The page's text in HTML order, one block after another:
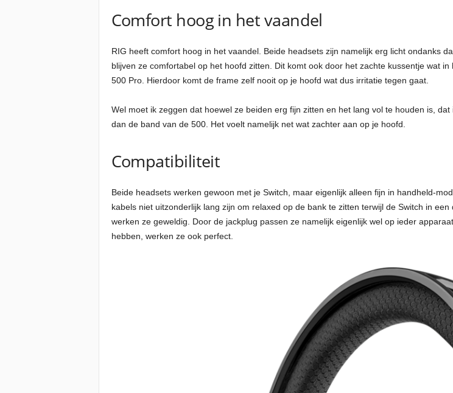
Comfort hoog in het vaandel
RIG heeft comfort hoog in het vaandel. Beide headsets zijn namelijk erg licht ondanks
blijven ze comfortabel op het hoofd zitten. Dit komt ook door het zachte kussentje wat
500 Pro. Hierdoor komt de frame zelf nooit op je hoofd wat dus irritatie tegen gaat.
Wel moet ik zeggen dat hoewel ze beiden erg fijn zitten en het lang vol te houden is,
dan de band van de 500. Het voelt namelijk net wat zachter aan op je hoofd.
Compatibiliteit
Beide headsets werken gewoon met je Switch, maar eigenlijk alleen fijn in handheld-
kabels niet uitzonderlijk lang zijn om relaxed op de bank te zitten terwijl de Switch in
werken ze geweldig. Door de jackplug passen ze namelijk eigenlijk wel op ieder
hebben, werken ze ook perfect.